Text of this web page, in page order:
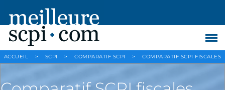
ACCUEIL > SCPI > COMPARATIF SCPI > COMPARATIF SCPI FISCALES